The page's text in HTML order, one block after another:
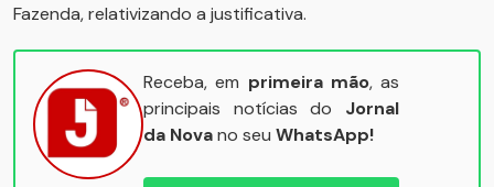
Fazenda, relativizando a justificativa.
Receba, em primeira mão, as
principais notícias do Jornal
da Novano seu WhatsApp!